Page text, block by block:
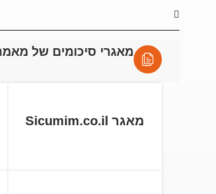
מאגרי סיכומים של
מאגר Sicumim.co.il